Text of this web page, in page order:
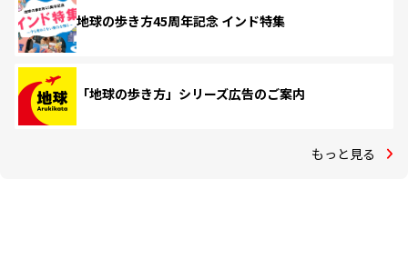
地球の歩き方45周年記念 インド特集
「地球の歩き方」シリーズ広告のご案内
もっと見る